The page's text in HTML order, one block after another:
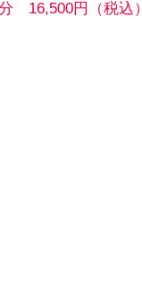
16,500円（税込）